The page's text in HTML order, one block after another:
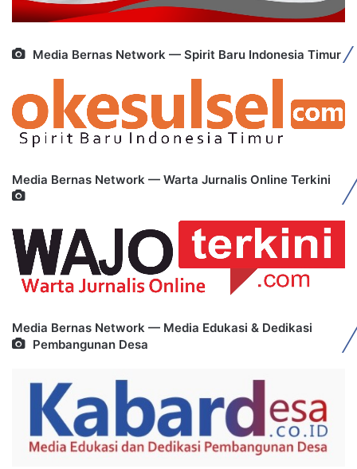
Media Bernas Network — Spirit Baru Indonesia Timur
Media Bernas Network — Warta Jurnalis Online Terkini
Media Bernas Network — Media Edukasi & Dedikasi
Pembangunan Desa